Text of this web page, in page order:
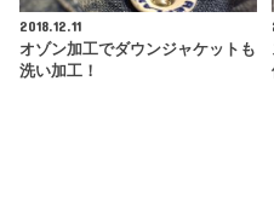
2018.12.11
オゾン加工でダウンジャケットも
洗い加工！